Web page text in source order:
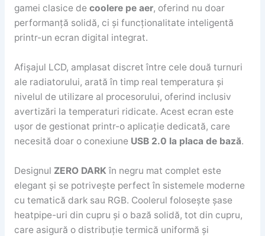
gamei clasice de coolere pe aer, oferind nu doar
performanță solidă, ci și funcționalitate inteligentă
printr-un ecran digital integrat.
Afișajul LCD, amplasat discret între cele două turnuri
ale radiatorului, arată în timp real temperatura și
nivelul de utilizare al procesorului, oferind inclusiv
avertizări la temperaturi ridicate. Acest ecran este
ușor de gestionat printr-o aplicație dedicată, care
necesită doar o conexiune USB 2.0 la placa de bază.
Designul ZERO DARK în negru mat complet este
elegant și se potrivește perfect în sistemele moderne
cu tematică dark sau RGB. Coolerul folosește șase
heatpipe-uri din cupru și o bază solidă, tot din cupru,
care asigură o distribuție termică uniformă și